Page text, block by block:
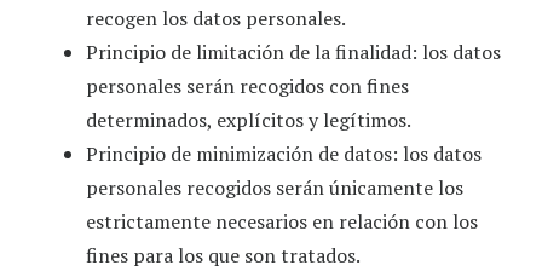
recogen los datos personales.
Principio de limitación de la finalidad: los datos
personales serán recogidos con fines
determinados, explícitos y legítimos.
Principio de minimización de datos: los datos
personales recogidos serán únicamente los
estrictamente necesarios en relación con los
fines para los que son tratados.